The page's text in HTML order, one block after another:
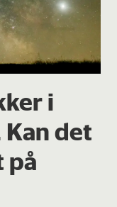
i
det
på